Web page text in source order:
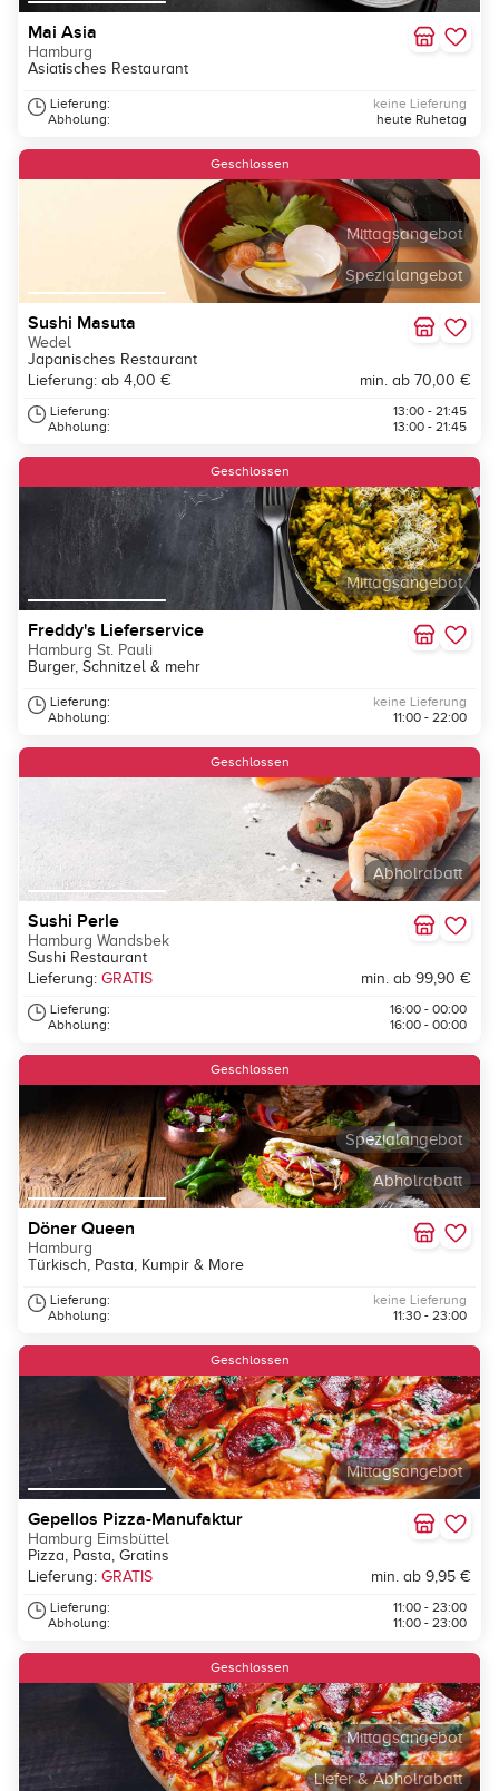
Mai Asia
Hamburg
Asiatisches Restaurant
Lieferung:
Abholung:
keine Lieferung
heute Ruhetag
Spezialangebot
Mittagsangebot
Geschlossen
Sushi Masuta
Wedel
Japanisches Restaurant
Lieferung: ab 4,00 €
min. ab 70,00 €
Lieferung:
Abholung:
13:00 - 21:45
13:00 - 21:45
Mittagsangebot
Geschlossen
Freddy's Lieferservice
Hamburg St. Pauli
Burger, Schnitzel & mehr
Lieferung:
Abholung:
keine Lieferung
11:00 - 22:00
Abholrabatt
Geschlossen
Sushi Perle
Hamburg Wandsbek
Sushi Restaurant
Lieferung: GRATIS min. ab 99,90 €
Lieferung:
Abholung:
16:00 - 00:00
16:00 - 00:00
Abholrabatt
Spezialangebot
Geschlossen
Döner Queen
Hamburg
Türkisch, Pasta, Kumpir & More
Lieferung:
Abholung:
keine Lieferung
11:30 - 23:00
Mittagsangebot
Geschlossen
Gepellos Pizza-Manufaktur
Hamburg Eimsbüttel
Pizza, Pasta, Gratins
Lieferung: GRATIS min. ab 9,95 €
Lieferung:
Abholung:
11:00 - 23:00
11:00 - 23:00
Liefer & Abholrabatt
Mittagsangebot
Geschlossen